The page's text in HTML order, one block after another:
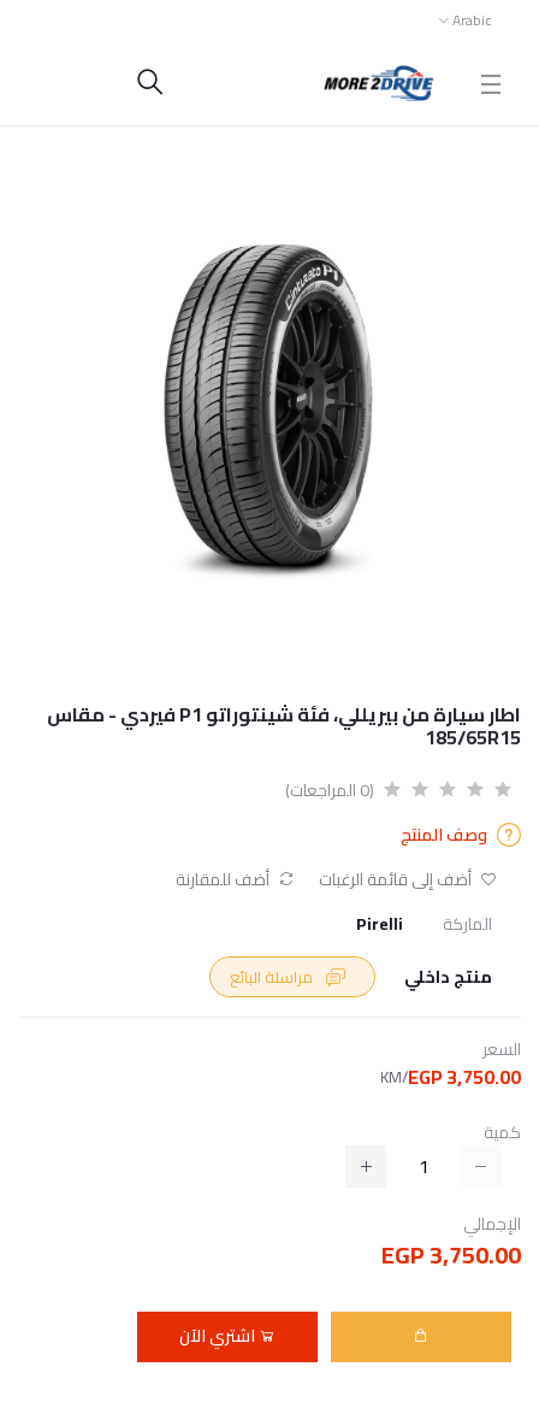
Arabic
اطار سيارة من بيريللي، فئة شينتوراتو P1 فيردي - مقاس
185/65R15
(0 المراجعات)
وصف المنتج
أضف إلى قائمة الرغبات
أضف للمقارنة
الماركة
Pirelli
منتج داخلي
السعر
3,750.00 EGP
/KM
كمية
الإجمالي
3,750.00 EGP
اشتري الآن